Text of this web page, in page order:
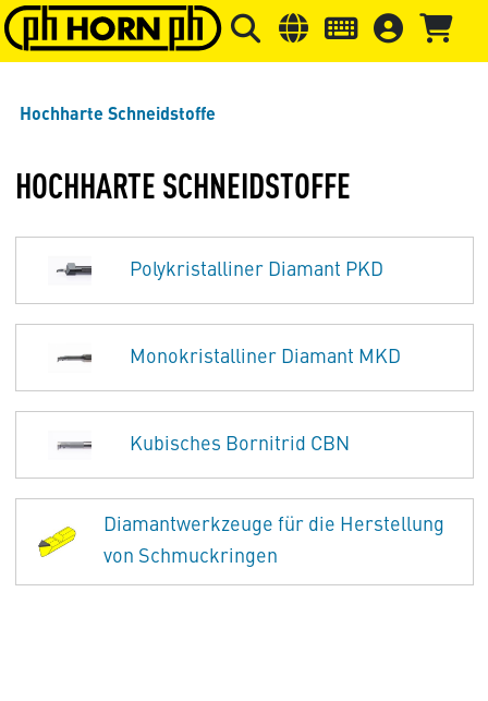
Springe zu Hauptinhalt Springe zum Header Springe
Hochharte Schneidstoffe
HOCHHARTE SCHNEIDSTOFFE
Polykristalliner Diamant PKD
Monokristalliner Diamant MKD
Kubisches Bornitrid CBN
Diamantwerkzeuge für die Herstellung
von Schmuckringen